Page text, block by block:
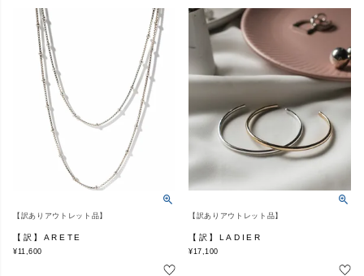
【訳ありアウトレット品】
【訳】ARETE
¥11,600
【訳ありアウトレット品】
【訳】LADIER
¥17,100